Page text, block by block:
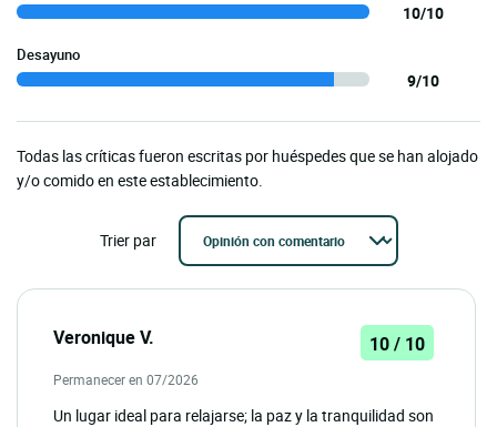
10/10
Desayuno
9/10
Todas las críticas fueron escritas por huéspedes que se han alojado
y/o comido en este establecimiento.
Trier par
Veronique V. 10 / 10
Permanecer en 07/2026
Un lugar ideal para relajarse; la paz y la tranquilidad son